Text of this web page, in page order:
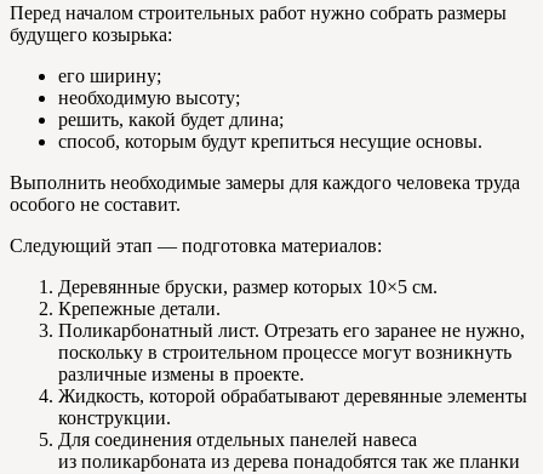
Перед началом строительных работ нужно собрать размеры
будущего козырька:
его ширину;
необходимую высоту;
решить, какой будет длина;
способ, которым будут крепиться несущие основы.
Выполнить необходимые замеры для каждого человека труда
особого не составит.
Следующий этап — подготовка материалов:
Деревянные бруски, размер которых 10×5 см.
Крепежные детали.
Поликарбонатный лист. Отрезать его заранее не нужно,
поскольку в строительном процессе могут возникнуть
различные измены в проекте.
Жидкость, которой обрабатывают деревянные элементы
конструкции.
Для соединения отдельных панелей навеса
из поликарбоната из дерева понадобятся так же планки